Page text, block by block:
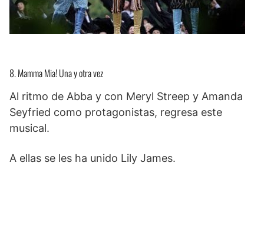
8. Mamma Mia! Una y otra vez
Al ritmo de Abba y con Meryl Streep y Amanda
Seyfried como protagonistas, regresa este
musical.
A ellas se les ha unido Lily James.